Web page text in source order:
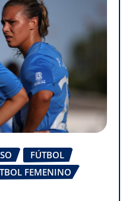
FÚTBOL
FEMENINO